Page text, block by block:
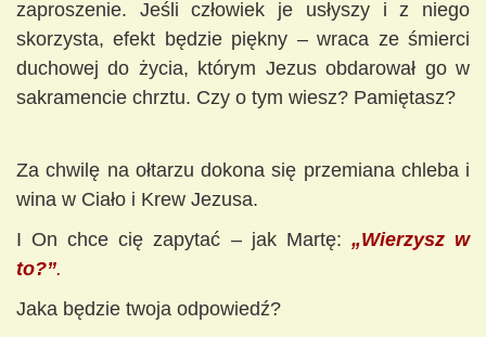
zaproszenie. Jeśli człowiek je usłyszy i z niego
skorzysta, efekt będzie piękny – wraca ze śmierci
duchowej do życia, którym Jezus obdarował go w
sakramencie chrztu. Czy o tym wiesz? Pamiętasz?
Za chwilę na ołtarzu dokona się przemiana chleba i
wina w Ciało i Krew Jezusa.
I On chce cię zapytać – jak Martę: „Wierzysz w
to?”.
Jaka będzie twoja odpowiedź?